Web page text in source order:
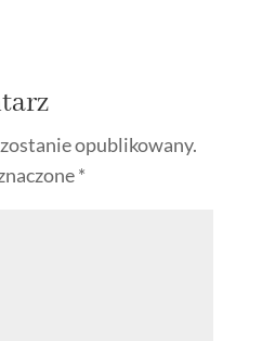
opublikowany.
*